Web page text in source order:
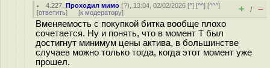
4.227 ,Проходил мимо (?), 13:04, 02/02/2026 [^] [^^] [^^^]
[ответить] [к модератору] + / –
Вменяемость с покупкой битка вообще плохо
сочетается. Ну и понять, что в момент Т был
достигнут минимум цены актива, в большинстве
случаев можно только тогда, когда этот момент уже
прошел.